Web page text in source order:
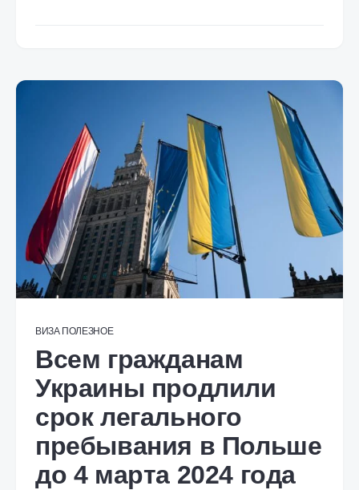
ВИЗА ПОЛЕЗНОЕ
Всем гражданам
Украины продлили
срок легального
пребывания в Польше
до 4 марта 2024 года